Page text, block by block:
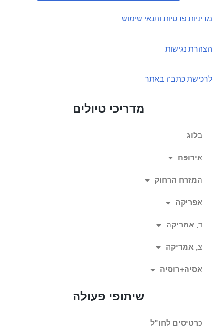
מדיניות פרטיות ותנאי שימוש
הצהרת נגישות
לרכישת כתבה באתר
מדריכי טיולים
בלוג
אירופה
המזרח הרחוק
אפריקה
ד, אמריקה
צ, אמריקה
אסיה+רוסיה
שיתופי פעולה
כרטיסים לחו"ל